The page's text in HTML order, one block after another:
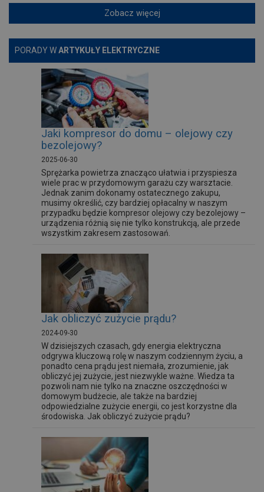
Zobacz więcej
PORADY WARTYKUŁY ELEKTRYCZNE
Jaki kompresor do domu – olejowy czy
bezolejowy?
2025-06-30
Sprężarka powietrza znacząco ułatwia i przyspiesza
wiele prac w przydomowym garażu czy warsztacie.
Jednak zanim dokonamy ostatecznego zakupu,
musimy określić, czy bardziej opłacalny w naszym
przypadku będzie kompresor olejowy czy bezolejowy –
urządzenia różnią się nie tylko konstrukcją, ale przede
wszystkim zakresem zastosowań.
Jak obliczyć zużycie prądu?
2024-09-30
W dzisiejszych czasach, gdy energia elektryczna
odgrywa kluczową rolę w naszym codziennym życiu, a
ponadto cena prądu jest niemała, zrozumienie, jak
obliczyć jej zużycie, jest niezwykle ważne. Wiedza ta
pozwoli nam nie tylko na znaczne oszczędności w
domowym budżecie, ale także na bardziej
odpowiedzialne zużycie energii, co jest korzystne dla
środowiska. Jak obliczyć zużycie prądu?